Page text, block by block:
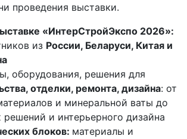
проведения выставки.
«ИнтерСтройЭкспо 2026»:
из России, Беларуси, Китая и
оборудования, решения для
отделки, ремонта, дизайна: от
и минеральной ваты до
и интерьерного дизайна
блоков: материалы и